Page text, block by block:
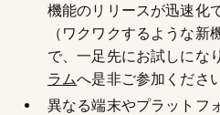
機能のリリースが迅速化
（ワクワクするような
で、一足先にお試しにな
ラムへ是非ご参加くださ
異なる端末やプラットフ